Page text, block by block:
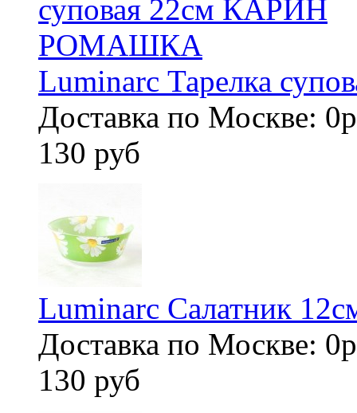
Luminarc Тарелка
Доставка по Москве:
130 руб
Luminarc Салатник
Доставка по Москве:
130 руб